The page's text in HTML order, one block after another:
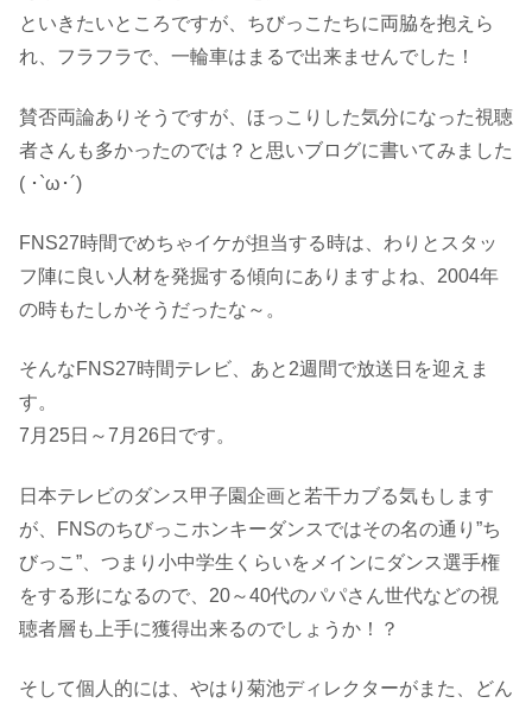
といきたいところですが、ちびっこたちに両脇を抱えら
れ、フラフラで、一輪車はまるで出来ませんでした！
賛否両論ありそうですが、ほっこりした気分になった視聴
者さんも多かったのでは？と思いブログに書いてみました
( ･`ω･´)
FNS27時間でめちゃイケが担当する時は、わりとスタッ
フ陣に良い人材を発掘する傾向にありますよね、2004年
の時もたしかそうだったな～。
そんなFNS27時間テレビ、あと2週間で放送日を迎えま
す。
7月25日～7月26日です。
日本テレビのダンス甲子園企画と若干カブる気もします
が、FNSのちびっこホンキーダンスではその名の通り”ち
びっこ”、つまり小中学生くらいをメインにダンス選手権
をする形になるので、20～40代のパパさん世代などの視
聴者層も上手に獲得出来るのでしょうか！？
そして個人的には、やはり菊池ディレクターがまた、どん